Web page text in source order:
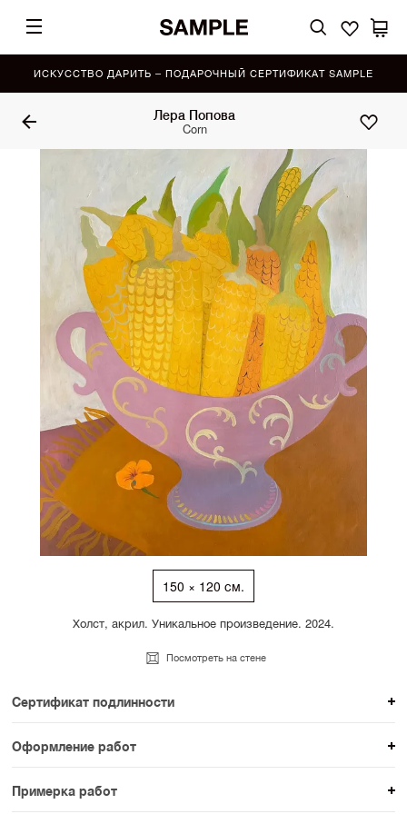
ИСКУССТВО ДАРИТЬ – ПОДАРОЧНЫЙ СЕРТИФИКАТ SAMPLE
Лера Попова
Corn
150 × 120 см.
Холст, акрил. Уникальное произведение. 2024.
Посмотреть на стене
Сертификат подлинности
К каждому авторскому произведению мы
прикладываем сертификат подлинности. Для товаров
раздела SAMPLE СЕРИЯ сертификаты не
Оформление работ
При покупке произведения вы можете выбрать и
оплатить вариант оформления. На сайте доступен
Примерка работ